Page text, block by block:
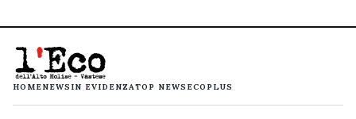
HOMENEWS IN EVIDENZATOP NEWS ECOPLUS